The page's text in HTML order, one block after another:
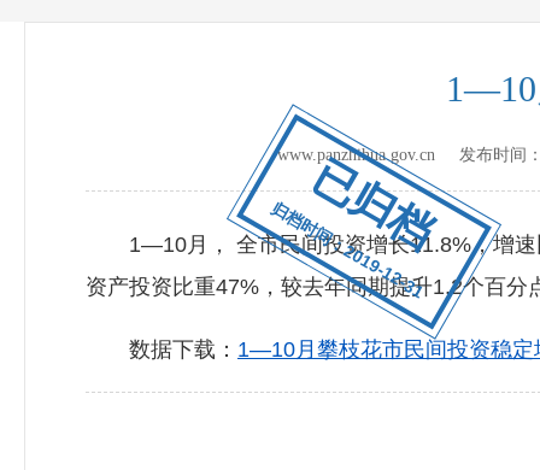
已归档
归档时间：2019-12-31
1—10
www.panzhihua.gov.cn 发布时间
1—10月， 全市民间投资增长11.8%，增速
资产投资比重47%，较去年同期提升1.2个百分
数据下载： 1—10月攀枝花市民间投资稳定